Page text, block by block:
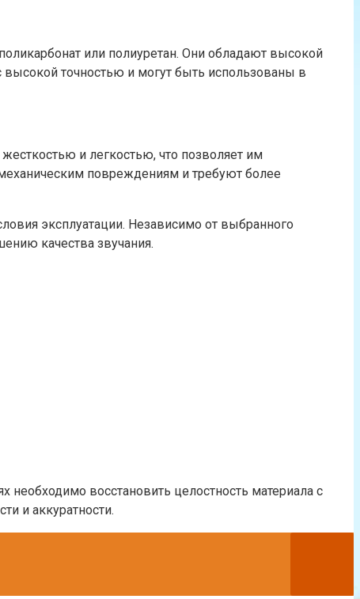
или полиуретан. Они обладают высокой
точностью и могут быть использованы в
и легкостью, что позволяет им
повреждениям и требуют более
эксплуатации. Независимо от выбранного
качества звучания.
восстановить целостность материала с
и аккуратности.